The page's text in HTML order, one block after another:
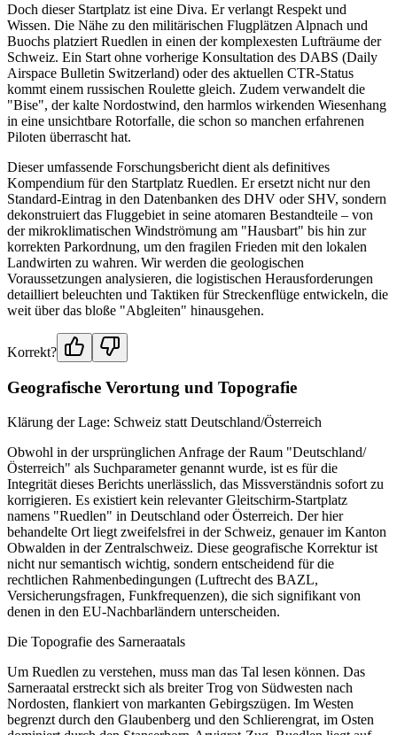
Doch dieser Startplatz ist eine Diva. Er verlangt Respekt und
Wissen. Die Nähe zu den militärischen Flugplätzen Alpnach und
Buochs platziert Ruedlen in einen der komplexesten Lufträume der
Schweiz. Ein Start ohne vorherige Konsultation des DABS (Daily
Airspace Bulletin Switzerland) oder des aktuellen CTR-Status
kommt einem russischen Roulette gleich. Zudem verwandelt die
"Bise", der kalte Nordostwind, den harmlos wirkenden Wiesenhang
in eine unsichtbare Rotorfalle, die schon so manchen erfahrenen
Piloten überrascht hat.
Dieser umfassende Forschungsbericht dient als definitives
Kompendium für den Startplatz Ruedlen. Er ersetzt nicht nur den
Standard-Eintrag in den Datenbanken des DHV oder SHV, sondern
dekonstruiert das Fluggebiet in seine atomaren Bestandteile – von
der mikroklimatischen Windströmung am "Hausbart" bis hin zur
korrekten Parkordnung, um den fragilen Frieden mit den lokalen
Landwirten zu wahren. Wir werden die geologischen
Voraussetzungen analysieren, die logistischen Herausforderungen
detailliert beleuchten und Taktiken für Streckenflüge entwickeln, die
weit über das bloße "Abgleiten" hinausgehen.
Korrekt?
Geografische Verortung und Topografie
Klärung der Lage: Schweiz statt Deutschland/Österreich
Obwohl in der ursprünglichen Anfrage der Raum "Deutschland/
Österreich" als Suchparameter genannt wurde, ist es für die
Integrität dieses Berichts unerlässlich, das Missverständnis sofort zu
korrigieren. Es existiert kein relevanter Gleitschirm-Startplatz
namens "Ruedlen" in Deutschland oder Österreich. Der hier
behandelte Ort liegt zweifelsfrei in der Schweiz, genauer im Kanton
Obwalden in der Zentralschweiz. Diese geografische Korrektur ist
nicht nur semantisch wichtig, sondern entscheidend für die
rechtlichen Rahmenbedingungen (Luftrecht des BAZL,
Versicherungsfragen, Funkfrequenzen), die sich signifikant von
denen in den EU-Nachbarländern unterscheiden.
Die Topografie des Sarneraatals
Um Ruedlen zu verstehen, muss man das Tal lesen können. Das
Sarneraatal erstreckt sich als breiter Trog von Südwesten nach
Nordosten, flankiert von markanten Gebirgszügen. Im Westen
begrenzt durch den Glaubenberg und den Schlierengrat, im Osten